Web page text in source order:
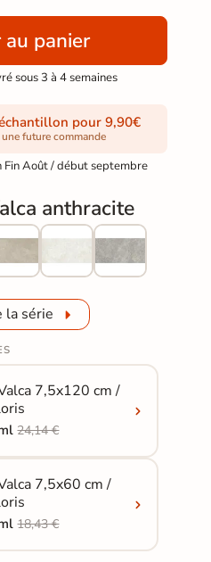
panier
sous 3 à 4 semaines
pour 9,90€
future commande
Fin Août / début septembre
anthracite
la série
7,5x120 cm /
24,14 €
7,5x60 cm /
18,43 €